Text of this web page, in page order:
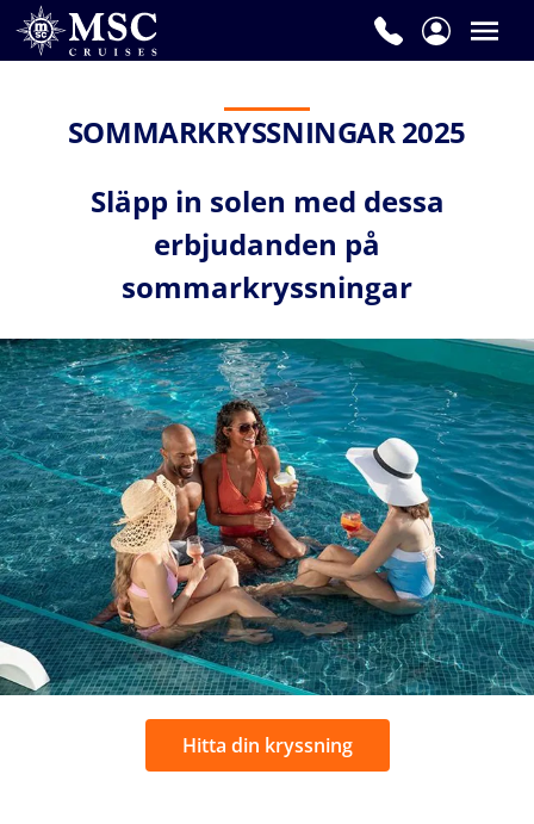
SOMMARKRYSSNINGAR 2025
Släpp in solen med dessa
erbjudanden på
sommarkryssningar
Hitta din kryssning